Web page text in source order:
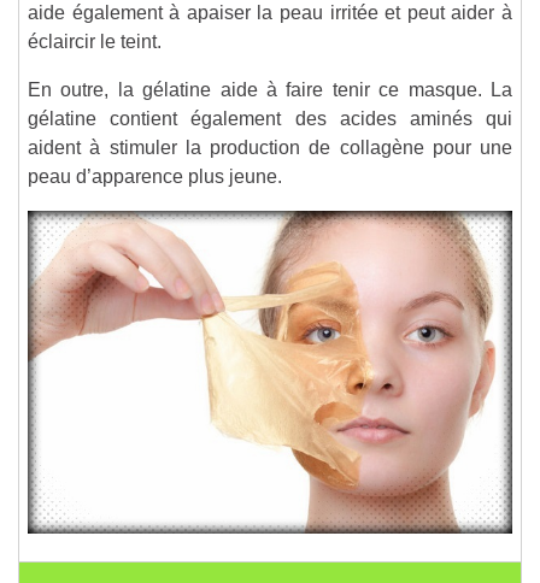
aide également à apaiser la peau irritée et peut aider à
éclaircir le teint.
En outre, la gélatine aide à faire tenir ce masque. La
gélatine contient également des acides aminés qui
aident à stimuler la production de collagène pour une
peau d’apparence plus jeune.